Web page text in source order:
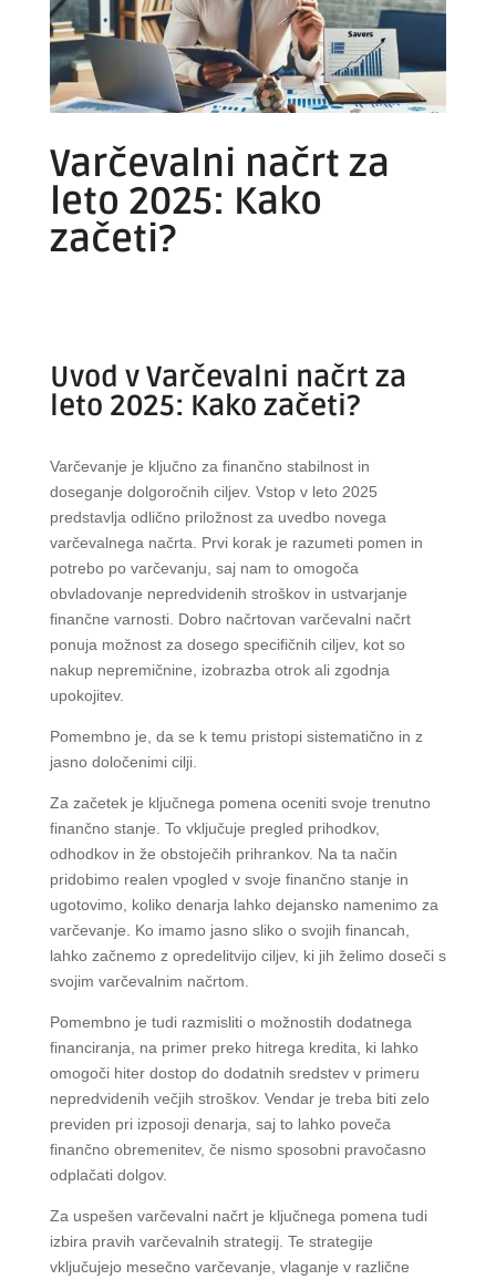
Varčevalni načrt za
leto 2025: Kako
začeti?
Uvod v Varčevalni načrt za
leto 2025: Kako začeti?
Varčevanje je ključno za finančno stabilnost in
doseganje dolgoročnih ciljev. Vstop v leto 2025
predstavlja odlično priložnost za uvedbo novega
varčevalnega načrta. Prvi korak je razumeti pomen in
potrebo po varčevanju, saj nam to omogoča
obvladovanje nepredvidenih stroškov in ustvarjanje
finančne varnosti. Dobro načrtovan varčevalni načrt
ponuja možnost za dosego specifičnih ciljev, kot so
nakup nepremičnine, izobrazba otrok ali zgodnja
upokojitev.
Pomembno je, da se k temu pristopi sistematično in z
jasno določenimi cilji.
Za začetek je ključnega pomena oceniti svoje trenutno
finančno stanje. To vključuje pregled prihodkov,
odhodkov in že obstoječih prihrankov. Na ta način
pridobimo realen vpogled v svoje finančno stanje in
ugotovimo, koliko denarja lahko dejansko namenimo za
varčevanje. Ko imamo jasno sliko o svojih financah,
lahko začnemo z opredelitvijo ciljev, ki jih želimo doseči s
svojim varčevalnim načrtom.
Pomembno je tudi razmisliti o možnostih dodatnega
financiranja, na primer preko hitrega kredita, ki lahko
omogoči hiter dostop do dodatnih sredstev v primeru
nepredvidenih večjih stroškov. Vendar je treba biti zelo
previden pri izposoji denarja, saj to lahko poveča
finančno obremenitev, če nismo sposobni pravočasno
odplačati dolgov.
Za uspešen varčevalni načrt je ključnega pomena tudi
izbira pravih varčevalnih strategij. Te strategije
vključujejo mesečno varčevanje, vlaganje v različne